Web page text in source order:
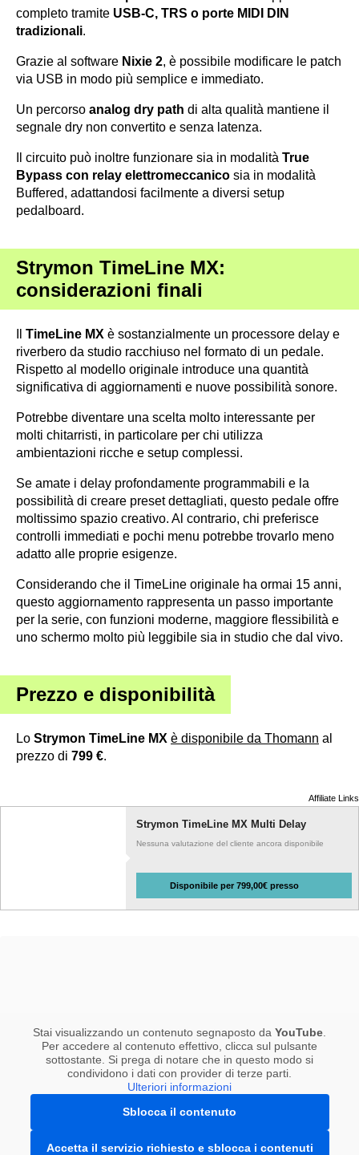
completo tramite USB-C, TRS o porte MIDI DIN
tradizionali.
Grazie al software Nixie 2, è possibile modificare le patch
via USB in modo più semplice e immediato.
Un percorso analog dry path di alta qualità mantiene il
segnale dry non convertito e senza latenza.
Il circuito può inoltre funzionare sia in modalità True
Bypass con relay elettromeccanico sia in modalità
Buffered, adattandosi facilmente a diversi setup
pedalboard.
Strymon TimeLine MX:
considerazioni finali
TimeLine MX è sostanzialmente un processore delay e
riverbero da studio racchiuso nel formato di un pedale.
Rispetto al modello originale introduce una quantità
significativa di aggiornamenti e nuove possibilità sonore.
Potrebbe diventare una scelta molto interessante per
molti chitarristi, in particolare per chi utilizza
ambientazioni ricche e setup complessi.
Se amate i delay profondamente programmabili e la
possibilità di creare preset dettagliati, questo pedale offre
moltissimo spazio creativo. Al contrario, chi preferisce
controlli immediati e pochi menu potrebbe trovarlo meno
adatto alle proprie esigenze.
Considerando che il TimeLine originale ha ormai 15 anni,
questo aggiornamento rappresenta un passo importante
per la serie, con funzioni moderne, maggiore flessibilità e
uno schermo molto più leggibile sia in studio che dal vivo.
Prezzo e disponibilità
Lo Strymon TimeLine MX è disponibile da Thomann al
prezzo di 799 €.
Affiliate Links
Strymon TimeLine MX Multi Delay
Nessuna valutazione del cliente ancora disponibile
Disponibile per 799,00€ presso
Stai visualizzando un contenuto segnaposto da YouTube
Per accedere al contenuto effettivo, clicca sul pulsante
sottostante. Si prega di notare che in questo modo si
condividono i dati con provider di terze parti.
Ulteriori informazioni
Sblocca il contenuto
Accetta il servizio richiesto e sblocca i contenuti